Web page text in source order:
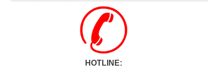
HOTLINE: